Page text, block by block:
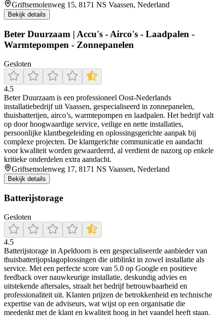
Griftsemolenweg 15, 8171 NS Vaassen, Nederland
Bekijk details
Beter Duurzaam | Accu's - Airco's - Laadpalen -
Warmtepompen - Zonnepanelen
Gesloten
4.5
Beter Duurzaam is een professioneel Oost-Nederlands
installatiebedrijf uit Vaassen, gespecialiseerd in zonnepanelen,
thuisbatterijen, airco’s, warmtepompen en laadpalen. Het bedrijf valt
op door hoogwaardige service, veilige en nette installaties,
persoonlijke klantbegeleiding en oplossingsgerichte aanpak bij
complexe projecten. De klantgerichte communicatie en aandacht
voor kwaliteit worden gewaardeerd, al verdient de nazorg op enkele
kritieke onderdelen extra aandacht.
Griftsemolenweg 17, 8171 NS Vaassen, Nederland
Bekijk details
Batterijstorage
Gesloten
4.5
Batterijstorage in Apeldoorn is een gespecialiseerde aanbieder van
thuisbatterijopslagoplossingen die uitblinkt in zowel installatie als
service. Met een perfecte score van 5.0 op Google en positieve
feedback over nauwkeurige installatie, deskundig advies en
uitstekende aftersales, straalt het bedrijf betrouwbaarheid en
professionaliteit uit. Klanten prijzen de betrokkenheid en technische
expertise van de adviseurs, wat wijst op een organisatie die
meedenkt met de klant en kwaliteit hoog in het vaandel heeft staan.